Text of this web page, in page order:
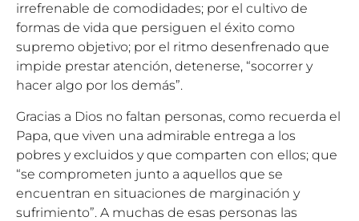
irrefrenable de comodidades; por el cultivo de
formas de vida que persiguen el éxito como
supremo objetivo; por el ritmo desenfrenado que
impide prestar atención, detenerse, “socorrer y
hacer algo por los demás”.
Gracias a Dios no faltan personas, como recuerda el
Papa, que viven una admirable entrega a los
pobres y excluidos y que comparten con ellos; que
“se comprometen junto a aquellos que se
encuentran en situaciones de marginación y
sufrimiento”. A muchas de esas personas las